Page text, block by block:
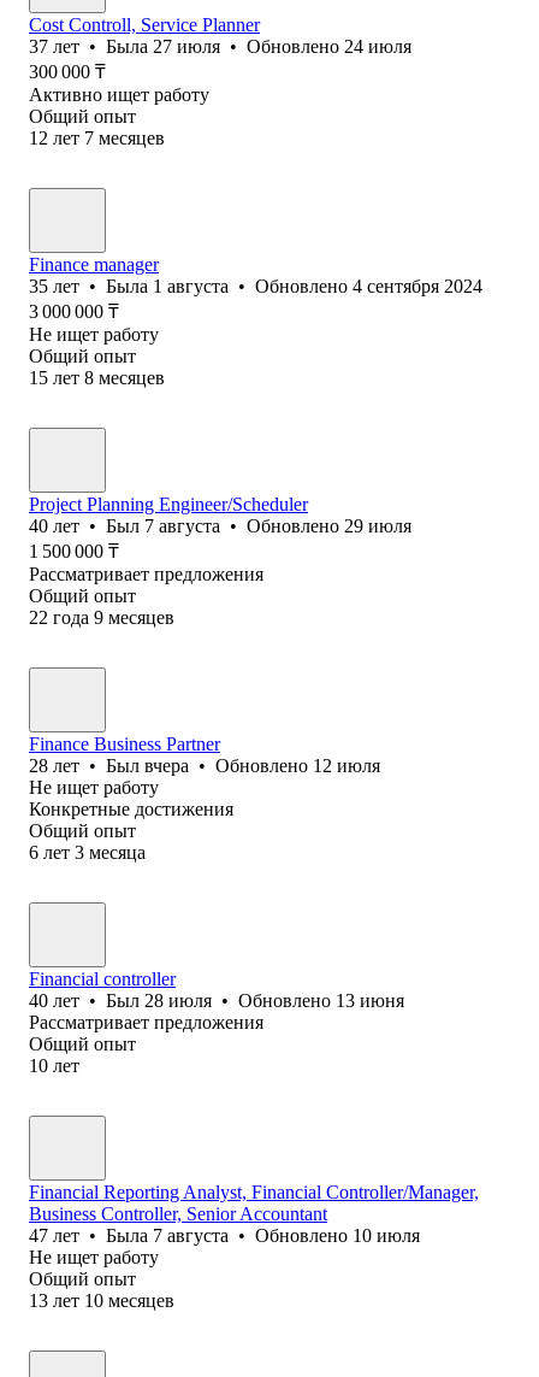
Cost Controll, Service Planner
37 лет • Была 27 июля • Обновлено 24 июля
300 000 ₸
Активно ищет работу
Общий опыт
12 лет 7 месяцев
Finance manager
35 лет • Была 1 августа • Обновлено 4 сентября 2024
3 000 000 ₸
Не ищет работу
Общий опыт
15 лет 8 месяцев
Project Planning Engineer/Scheduler
40 лет • Был 7 августа • Обновлено 29 июля
1 500 000 ₸
Рассматривает предложения
Общий опыт
22 года 9 месяцев
Finance Business Partner
28 лет • Был вчера • Обновлено 12 июля
Не ищет работу
Конкретные достижения
Общий опыт
6 лет 3 месяца
Financial controller
40 лет • Был 28 июля • Обновлено 13 июня
Рассматривает предложения
Общий опыт
10 лет
Financial Reporting Analyst, Financial Controller/Manager,
Business Controller, Senior Accountant
47 лет • Была 7 августа • Обновлено 10 июля
Не ищет работу
Общий опыт
13 лет 10 месяцев